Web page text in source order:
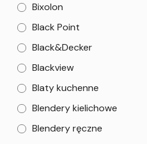
Bixolon
Black Point
Black&Decker
Blackview
Blaty kuchenne
Blendery kielichowe
Blendery ręczne